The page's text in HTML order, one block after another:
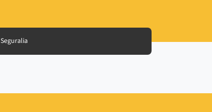
Seguralia